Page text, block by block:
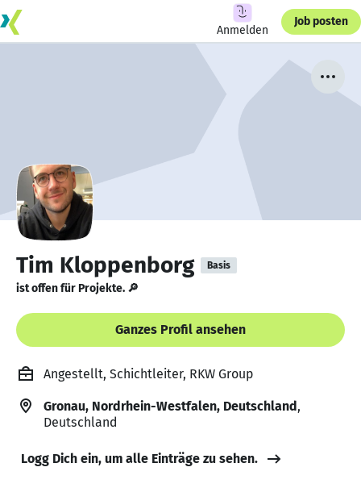
Anmelden
Job posten
Tim Kloppenborg Basis
ist offen für Projekte. 🔎
Ganzes Profil ansehen
Angestellt, Schichtleiter, RKW Group
Gronau, Nordrhein-Westfalen, Deutschland,
Deutschland
Logg Dich ein, um alle Einträge zu sehen.